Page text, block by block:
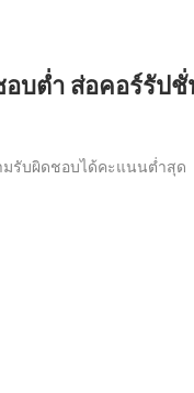
บต่ำ ส่อคอร์รัป
มรับผิดชอบได้คะแนนต่ำสุด